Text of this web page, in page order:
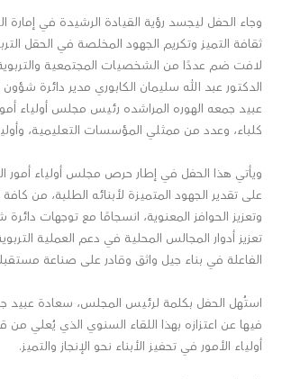
وجاء الحفل ليجسد رؤية القيادة الرشيدة في إمارة
ثقافة التميز وتكريم الجهود المخلصة في الحقل
لافت ضم عددًا من الشخصيات المجتمعية
الدكتور عبد الله سليمان الكابوري مدير دائرة
عبيد جمعه الهوره المراشده رئيس مجلس أولياء
كلباء، وعدد من ممثلي المؤسسات التعليمية،
ويأتي هذا الحفل في إطار حرص مجلس أولياء أمور
على تقدير الجهود المتميزة لأبنائه الطلبة، من كافة
وتعزيز الحوافز المعنوية، انسجامًا مع توجهات
تعزيز أدوار المجالس المحلية في دعم العملية
الفاعلة في بناء جيل واثق وقادر على صناعة
استُهل الحفل بكلمة لرئيس المجلس، سعادة عبيد
فيها عن اعتزازه بهذا اللقاء السنوي الذي يُعلي من
أولياء الأمور في تحفيز الأبناء نحو الإنجاز والتميز.